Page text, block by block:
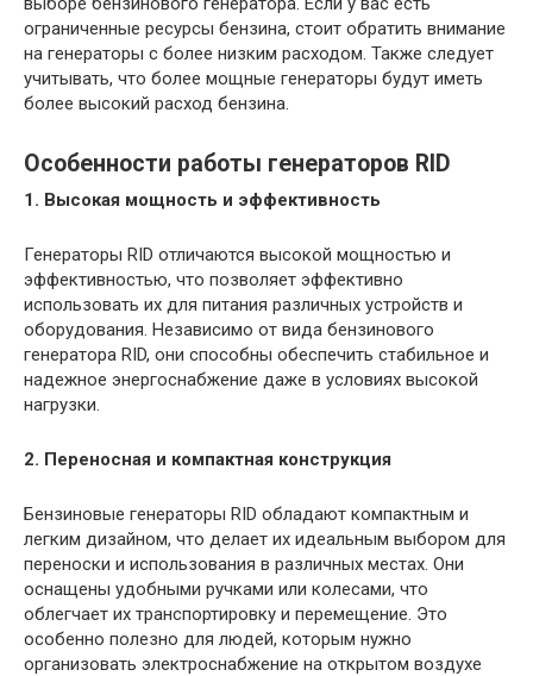
ограниченные ресурсы бензина, стоит обратить внимание
на генераторы с более низким расходом. Также следует
учитывать, что более мощные генераторы будут иметь
более высокий расход бензина.
Особенности работы генераторов RID
1. Высокая мощность и эффективность
Генераторы RID отличаются высокой мощностью и
эффективностью, что позволяет эффективно
использовать их для питания различных устройств и
оборудования. Независимо от вида бензинового
генератора RID, они способны обеспечить стабильное и
надежное энергоснабжение даже в условиях высокой
нагрузки.
2. Переносная и компактная конструкция
Бензиновые генераторы RID обладают компактным и
легким дизайном, что делает их идеальным выбором для
переноски и использования в различных местах. Они
оснащены удобными ручками или колесами, что
облегчает их транспортировку и перемещение. Это
особенно полезно для людей, которым нужно
организовать электроснабжение на открытом воздухе